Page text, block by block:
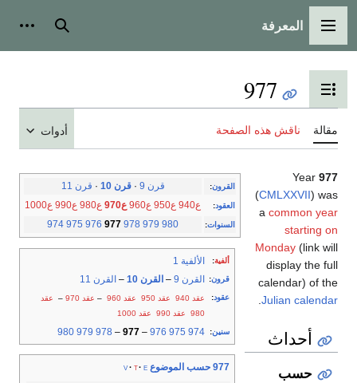
القائمة الرئيسية
المعرفة بحث
تبديل عرض جدول المحتويات
977
مقالة ناقش هذه الصفحة أدوات
القرون: قرن 9 ·قرن 10 · قرن 11
العقود: ع940 ع950 ع960 ع970 ع980 ع990 ع1000
السنوات:
974 975 976 977 978 979 980
ألفية: الألفية 1
قرون: القرن 9 – القرن 10 – القرن 11
عقود: عقد 940 عقد 950 عقد 960 – عقد 970 – عقد
980
عقد 990 عقد 1000
سنين:
974
975
976
–
977
–
978
979
980
977 حسب الموضوع v t e
Year 977
(CMLXXVII) was
a common year
starting on
Monday (link will
display the full
calendar) of the
Julian calendar
أحداث
حسب